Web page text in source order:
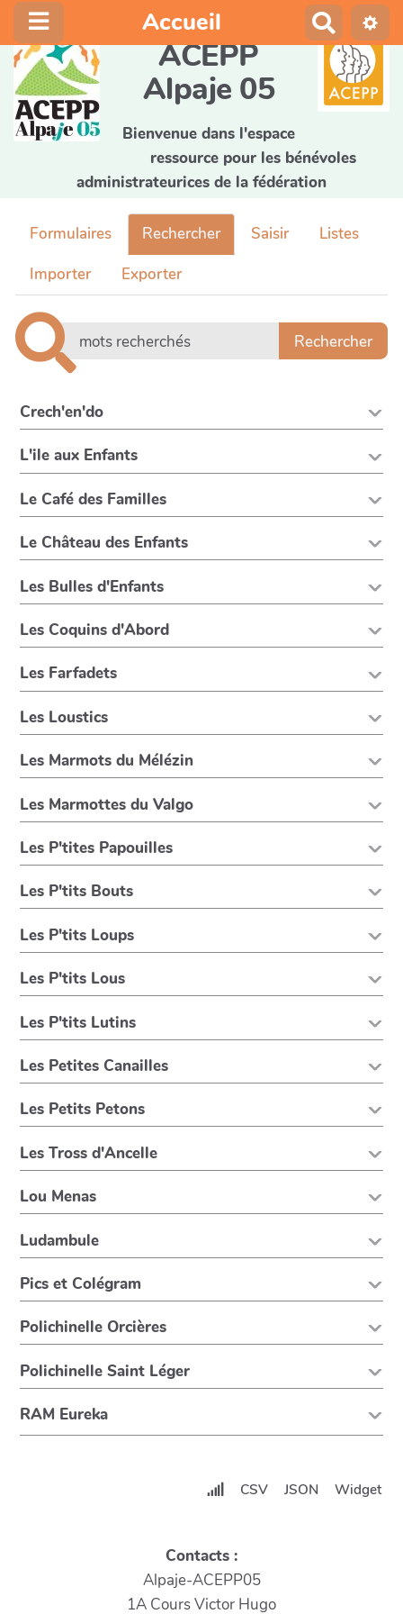
Accueil
e
c
h
e
c
r
ACEPP
Alpaje 05
Bienvenue dans l'espace
ressource pour les bénévoles
administrateurices de la fédération
Formulaires Rechercher Saisir
Listes
Importer
Exporter
Crech'en'do
L'ile aux Enfants
Le Café des Familles
Le Château des Enfants
Les Bulles d'Enfants
Les Coquins d'Abord
Les Farfadets
Les Loustics
Les Marmots du Mélézin
Les Marmottes du Valgo
Les P'tites Papouilles
Les P'tits Bouts
Les P'tits Loups
Les P'tits Lous
Les P'tits Lutins
Les Petites Canailles
Les Petits Petons
Les Tross d'Ancelle
Lou Menas
Ludambule
Pics et Colégram
Polichinelle Orcières
Polichinelle Saint Léger
RAM Eureka
CSV JSON Widget
Contacts :
Alpaje-ACEPP05
1A Cours Victor Hugo